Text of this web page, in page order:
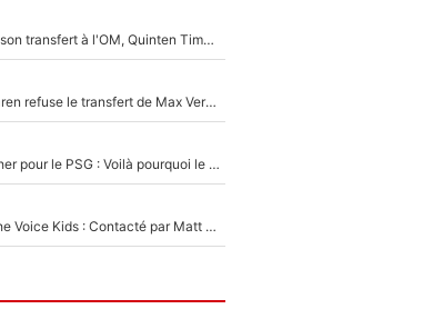
En plein cauchemar après son transfert à l'OM, Quinten Timber raconte ses doutes après sa signature à Marseille
F1 - Une légende de McLaren refuse le transfert de Max Verstappen qui pourrait «faire des vagues» et plomber l'ambiance dans l'équipe
Yan Diomandé était trop cher pour le PSG : Voilà pourquoi le Real Madrid a accepté de payer la somme record de 140M€ pour boucler son transfert !
De l'équipe de France à The Voice Kids : Contacté par Matt Pokora, Kylian Mbappé a accepté de jouer un rôle inédit sur TF1 !